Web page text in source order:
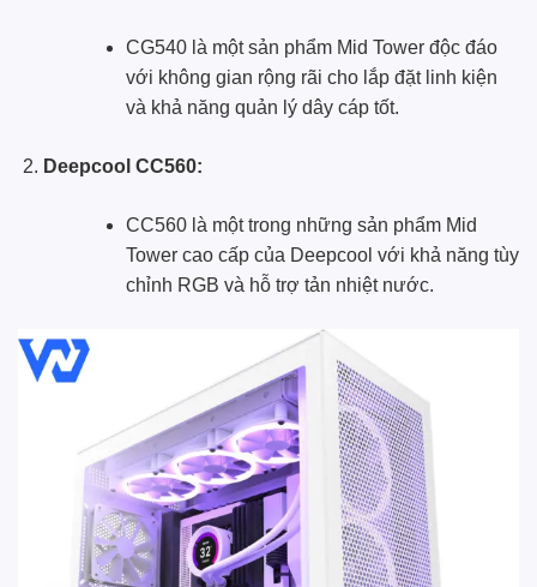
CG540 là một sản phẩm Mid Tower độc đáo
với không gian rộng rãi cho lắp đặt linh kiện
và khả năng quản lý dây cáp tốt.
Deepcool CC560:
CC560 là một trong những sản phẩm Mid
Tower cao cấp của Deepcool với khả năng tùy
chỉnh RGB và hỗ trợ tản nhiệt nước.